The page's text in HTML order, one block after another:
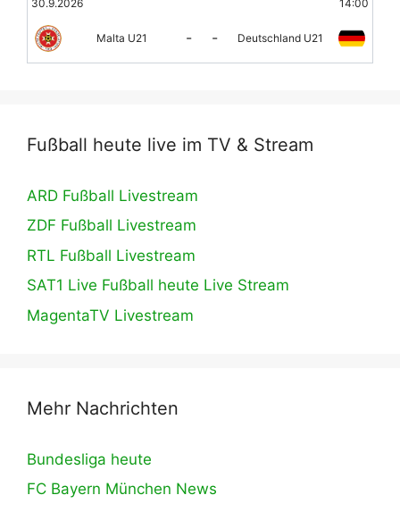
30.9.2026 14:00
Malta U21 - - Deutschland U21
Fußball heute live im TV & Stream
ARD Fußball Livestream
ZDF Fußball Livestream
RTL Fußball Livestream
SAT1 Live Fußball heute Live Stream
MagentaTV Livestream
Mehr Nachrichten
Bundesliga heute
FC Bayern München News